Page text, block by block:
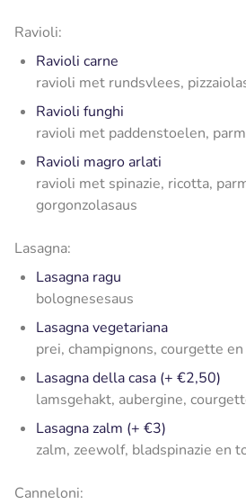
Ravioli:
Ravioli carne
ravioli met rundsvlees,
Ravioli funghi
ravioli met paddenstoelen,
Ravioli magro arlati
ravioli met spinazie, ricotta,
gorgonzolasaus
Lasagna:
Lasagna ragu
bolognesesaus
Lasagna vegetariana
prei, champignons, courgette en
Lasagna della casa (+ €2,50)
lamsgehakt, aubergine,
Lasagna zalm (+ €3)
zalm, zeewolf, bladspinazie en
Canneloni: